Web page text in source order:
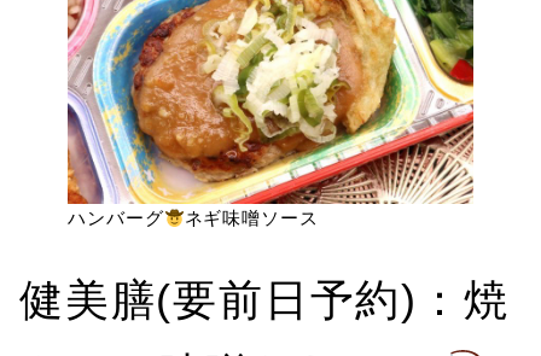
ハンバーグ ネギ味噌ソース
健美膳(要前日予約)：焼